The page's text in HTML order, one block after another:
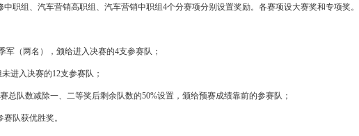
职组、 汽车营销高职组、 汽车营销中职组4个分赛项分别设置奖励。各赛项设大赛奖和专项奖。
（两名），颁给进入决赛的4支参赛队；
进入决赛的12支参赛队；
队数减除一、二等奖后剩余队数的50%设置，颁给预赛成绩靠前的参赛队；
队获优胜奖。